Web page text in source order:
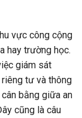
vực công cộng
hay trường học.
giám sát
tư và thông
bằng giữa an
cũng là câu